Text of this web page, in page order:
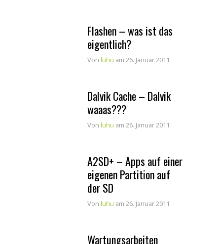
Flashen – was ist das
eigentlich?
Von luhu am 26. Januar 2011
Dalvik Cache – Dalvik
waaas???
Von luhu am 26. Januar 2011
A2SD+ – Apps auf einer
eigenen Partition auf
der SD
Von luhu am 26. Januar 2011
Wartungsarbeiten